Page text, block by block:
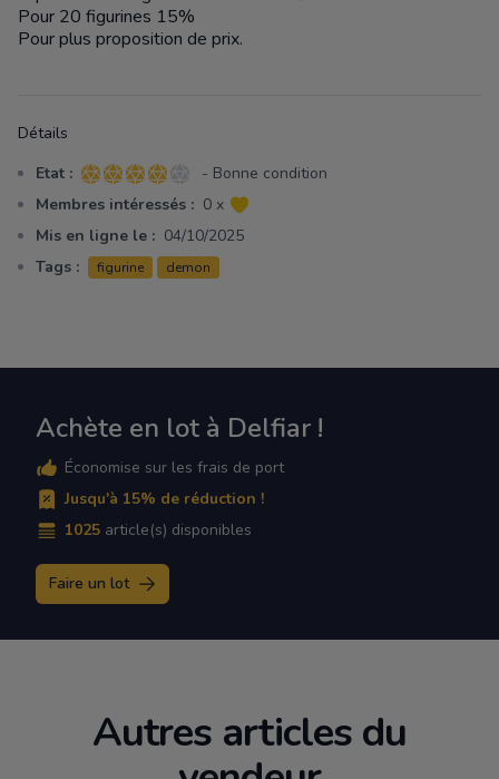
Pour 20 figurines 15%
Pour plus proposition de prix.
Détails
Etat : 4 sur 5 étoiles
- Bonne condition
Membres intéressés : 0 x
Mis en ligne le : 04/10/2025
Tags :
figurine demon
Achète en lot à Delfiar !
Économise sur les frais de port
Jusqu'à 15% de réduction !
1025 article(s) disponibles
Faire un lot
Autres articles du